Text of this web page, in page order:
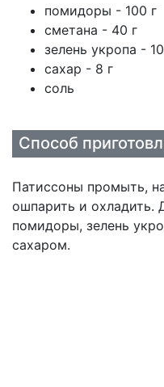
помидоры - 100 г
сметана - 40 г
зелень укропа -
сахар - 8 г
соль
Способ
Патиссоны промыть,
ошпарить и охладить.
помидоры, зелень
сахаром.